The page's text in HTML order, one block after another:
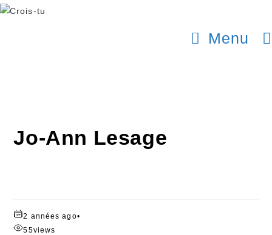
Menu
Jo-Ann Lesage
2 années ago•
55views